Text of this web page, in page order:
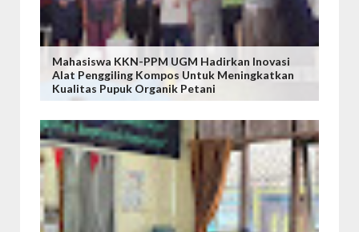
Mahasiswa KKN-PPM UGM Hadirkan Inovasi
Alat Penggiling Kompos Untuk Meningkatkan
Kualitas Pupuk Organik Petani